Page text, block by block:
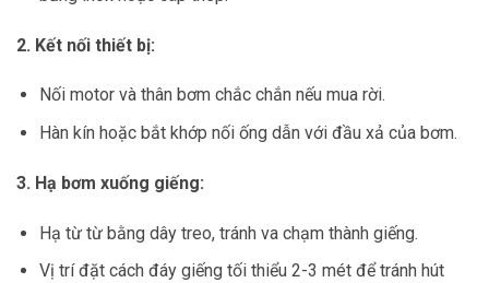
2. Kết nối thiết bị:
Nối motor và thân bơm chắc chắn nếu mua rời.
Hàn kín hoặc bắt khớp nối ống dẫn với đầu xả của bơm.
3. Hạ bơm xuống giếng:
Hạ từ từ bằng dây treo, tránh va chạm thành giếng.
Vị trí đặt cách đáy giếng tối thiểu 2-3 mét để tránh hút